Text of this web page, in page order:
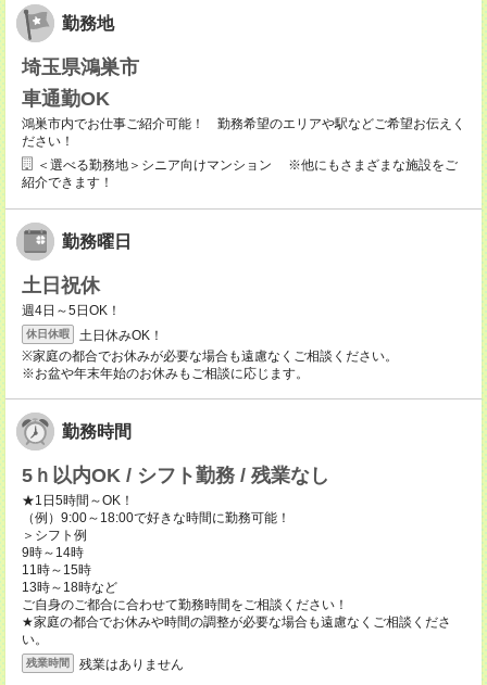
勤務地
埼玉県鴻巣市
車通勤OK
鴻巣市内でお仕事ご紹介可能！ 勤務希望のエリアや駅などご希望お伝えく
ださい！
＜選べる勤務地＞シニア向けマンション ※他にもさまざまな施設をご
紹介できます！
勤務曜日
土日祝休
週4日～5日OK！
休日休暇
土日休みOK！
※家庭の都合でお休みが必要な場合も遠慮なくご相談ください。
※お盆や年末年始のお休みもご相談に応じます。
勤務時間
5ｈ以内OK / シフト勤務 / 残業なし
★1日5時間～OK！
（例）9:00～18:00で好きな時間に勤務可能！
＞シフト例
9時～14時
11時～15時
13時～18時など
ご自身のご都合に合わせて勤務時間をご相談ください！
★家庭の都合でお休みや時間の調整が必要な場合も遠慮なくご相談くださ
い。
残業時間 残業はありません